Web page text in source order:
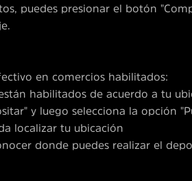
puedes presionar el botón
en comercios habilitados:
habilitados de acuerdo a tu
y luego selecciona la opción
localizar tu ubicación
donde puedes realizar el